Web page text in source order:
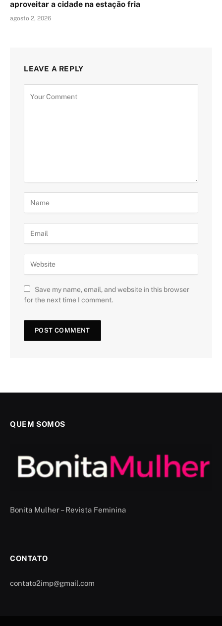
aproveitar a cidade na estação fria
agosto 2, 2026
LEAVE A REPLY
Save my name, email, and website in this browser
for the next time I comment.
QUEM SOMOS
Bonita Mulher – Revista Feminina
CONTATO
contato2imp@gmail.com